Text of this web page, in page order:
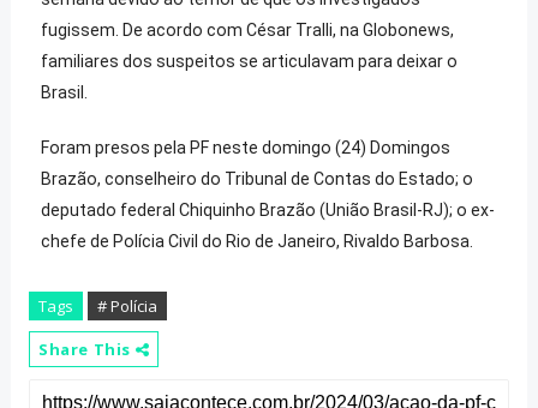
fugissem. De acordo com César Tralli, na Globonews,
familiares dos suspeitos se articulavam para deixar o
Brasil.
Foram presos pela PF neste domingo (24) Domingos
Brazão, conselheiro do Tribunal de Contas do Estado; o
deputado federal Chiquinho Brazão (União Brasil-RJ); o ex-
chefe de Polícia Civil do Rio de Janeiro, Rivaldo Barbosa.
Tags
# Polícia
Share This